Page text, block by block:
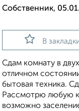
Собственник,
В
Сдам комнату в
отличном
бытовая техника.
Рассмотрю любую
возможно